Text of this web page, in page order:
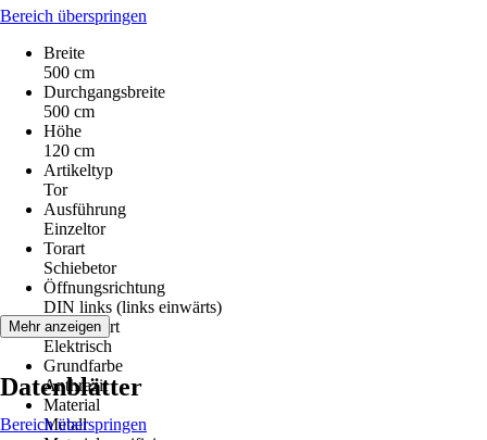
Bereich überspringen
Breite
500 cm
Durchgangsbreite
500 cm
Höhe
120 cm
Artikeltyp
Tor
Ausführung
Einzeltor
Torart
Schiebetor
Öffnungsrichtung
DIN links (links einwärts)
Antriebsart
Elektrisch
Grundfarbe
Anthrazit
Material
Metall
Mehr anzeigen
Datenblätter
Bereich überspringen